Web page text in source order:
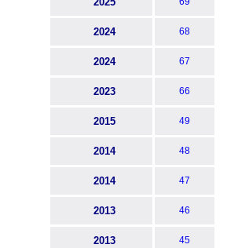
2024 68
2024 67
2023 66
2015 49
2014 48
2014 47
2013 46
2013 45